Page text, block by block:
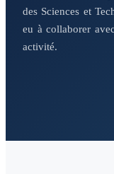
des Sciences et
eu à collaborer
activité.